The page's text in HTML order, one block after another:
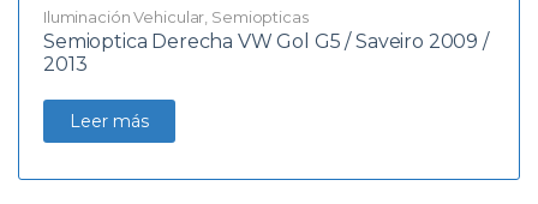
Iluminación Vehicular Semiopticas
Semioptica Derecha VW Gol G5 / Saveiro 2009 /
2013
Leer más